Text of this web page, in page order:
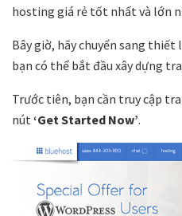
hosting giá rẻ tốt nhất và lớn
Bây giờ, hãy chuyển sang
bạn có thể bắt đầu xây dựng
Trước tiên, bạn cần truy cập
nút‘Get Started Now’.